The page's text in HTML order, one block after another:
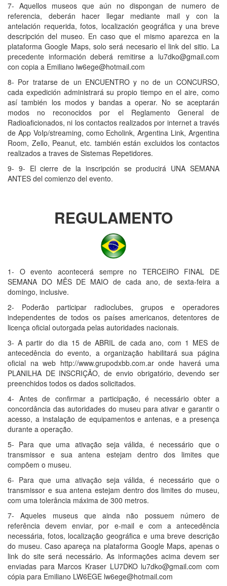
7- Aquellos museos que aún no dispongan de numero de
referencia, deberán hacer llegar mediante mail y con la
antelación requerida, fotos, localización geográfica y una breve
descripción del museo. En caso que el mismo aparezca en la
plataforma Google Maps, solo será necesario el link del sitio. La
precedente información deberá remitirse a lu7dko@gmail.com
con copia a Emiliano lw6ege@hotmail.com
8- Por tratarse de un ENCUENTRO y no de un CONCURSO,
cada expedición administrará su propio tiempo en el aire, como
así también los modos y bandas a operar. No se aceptarán
modos no reconocidos por el Reglamento General de
Radioaficionados, ni los contactos realizados por internet a través
de App VoIp/streaming, como Echolink, Argentina Link, Argentina
Room, Zello, Peanut, etc. también están excluidos los contactos
realizados a traves de Sistemas Repetidores.
9- 9- El cierre de la inscripción se producirá UNA SEMANA
ANTES del comienzo del evento.
REGULAMENTO
1- O evento acontecerá sempre no TERCEIRO FINAL DE
SEMANA DO MÊS DE MAIO de cada ano, de sexta-feira a
domingo, inclusive.
2- Poderão participar radioclubes, grupos e operadores
independentes de todos os países americanos, detentores de
licença oficial outorgada pelas autoridades nacionais.
3- A partir do dia 15 de ABRIL de cada ano, com 1 MES de
antecedência do evento, a organização habilitará sua página
oficial na web http://www.grupodxbb.com.ar onde haverá uma
PLANILHA DE INSCRIÇÃO, de envio obrigatório, devendo ser
preenchidos todos os dados solicitados.
4- Antes de confirmar a participação, é necessário obter a
concordância das autoridades do museu para ativar e garantir o
acesso, a instalação de equipamentos e antenas, e a presença
durante a operação.
5- Para que uma ativação seja válida, é necessário que o
transmissor e sua antena estejam dentro dos limites que
compõem o museu.
6- Para que uma ativação seja válida, é necessário que o
transmissor e sua antena estejam dentro dos limites do museu,
com uma tolerância máxima de 300 metros.
7- Aqueles museus que ainda não possuem número de
referência devem enviar, por e-mail e com a antecedência
necessária, fotos, localização geográfica e uma breve descrição
do museu. Caso apareça na plataforma Google Maps, apenas o
link do site será necessário. As informações acima devem ser
enviadas para Marcos Kraser LU7DKO lu7dko@gmail.com com
cópia para Emiliano LW6EGE lw6ege@hotmail.com